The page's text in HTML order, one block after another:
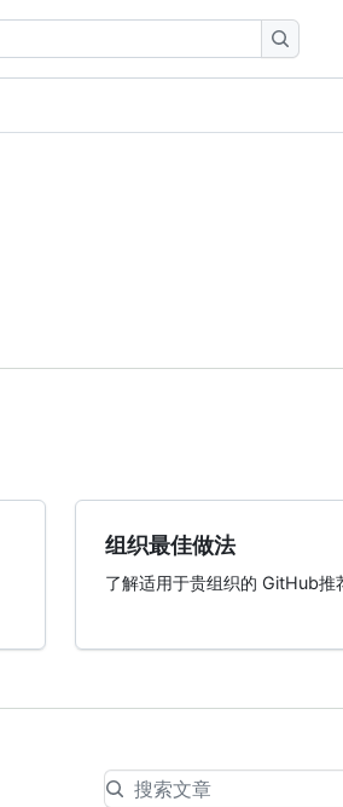
组织最佳做法
了解适用于贵组织的 GitHub推